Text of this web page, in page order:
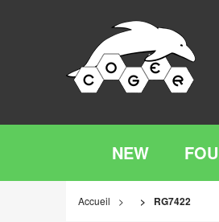
NEW
Accueil RG7422